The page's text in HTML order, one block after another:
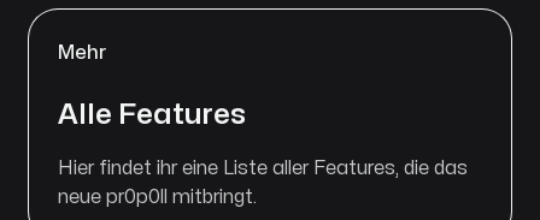
Mehr
Alle Features
Hier findet ihr eine Liste aller Features, die das
neue pr0p0ll mitbringt.